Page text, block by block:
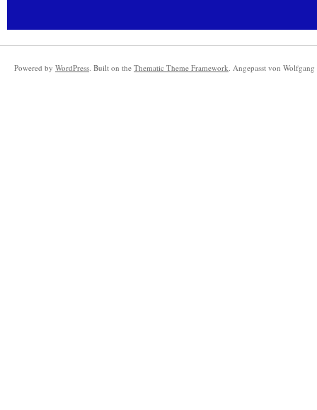
Powered by WordPress. Built on the Thematic Theme Framework. Angepasst von